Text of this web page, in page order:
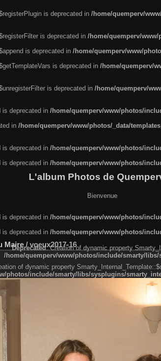
is deprecated in /home/quemperv/
is deprecated in /home/quemperv/
is deprecated in /home/quemperv/www/
is deprecated in /home/quemperv/
is deprecated in /home/quemperv/
is deprecated in /home/quemperv/www/photos/
in /home/quemperv/www/photos/_data/
is deprecated in /home/quemperv/www/photos/
is deprecated in /home/quemperv/www/photos/
L'album Photos de
Bienvenue
is deprecated in /home/quemperv/www/photos/
is deprecated in /home/quemperv/www/photos/
Maire / voeux2017-16
Deprecated: Creation of dynamic property
/home/quemperv/www/photos/include/smarty/
of dynamic property
photos/include/smarty/libs/sysplugins/